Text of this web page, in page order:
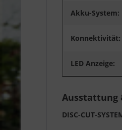
Akku-System:
Konnektivität:
LED Anzeige:
Ausstattung
DISC-CUT-